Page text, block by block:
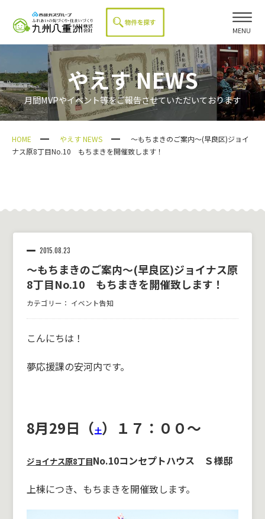
MENU
やえす NEWS
月間MVPやイベント等をご報告させていただいております
HOME やえす NEWS
～もちまきのご案内～(早良区)ジョイ
ナス原8丁目No.10 もちまきを開催致します！
2015.08.23
～もちまきのご案内～(早良区)ジョイナス原
8丁目No.10 もちまきを開催致します！
カテゴリー： イベント告知
こんにちは！
夢応援課の安河内です。
8月29日（土） １７：００～
ジョイナス原8丁目No.10コンセプトハウス Ｓ様邸
上棟につき、もちまきを開催致します。